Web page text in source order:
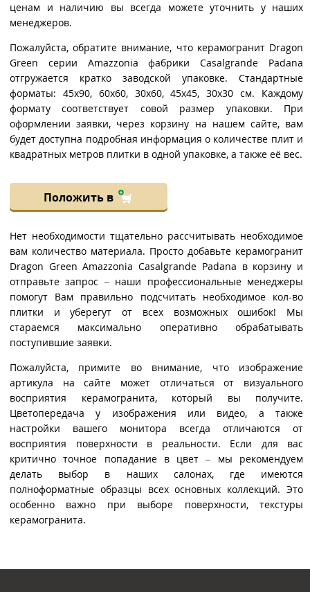
ценам и наличию вы всегда можете уточнить у наших
менеджеров.
Пожалуйста, обратите внимание, что керамогранит Dragon
Green серии Amazzonia фабрики Casalgrande Padana
отгружается кратко заводской упаковке. Стандартные
форматы: 45x90, 60x60, 30x60, 45x45, 30x30 см. Каждому
формату соответствует совой размер упаковки. При
оформлении заявки, через корзину на нашем сайте, вам
будет доступна подробная информация о количестве плит и
квадратных метров плитки в одной упаковке, а также её вес.
Положить в
Нет необходимости тщательно рассчитывать необходимое
вам количество материала. Просто добавьте керамогранит
Dragon Green Amazzonia Casalgrande Padana в корзину и
отправьте запрос – наши профессиональные менеджеры
помогут Вам правильно подсчитать необходимое кол-во
плитки и уберегут от всех возможных ошибок! Мы
стараемся максимально оперативно обрабатывать
поступившие заявки.
Пожалуйста, примите во внимание, что изображение
артикула на сайте может отличаться от визуального
восприятия керамогранита, который вы получите.
Цветопередача у изображения или видео, а также
настройки вашего монитора всегда отличаются от
восприятия поверхности в реальности. Если для вас
критично точное попадание в цвет – мы рекомендуем
делать выбор в наших салонах, где имеются
полноформатные образцы всех основных коллекций. Это
особенно важно при выборе поверхности, текстуры
керамогранита.